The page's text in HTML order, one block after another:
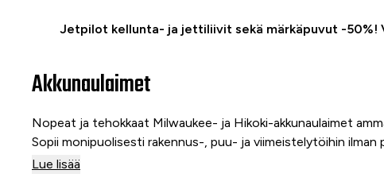
Jetpilot kellunta- ja jettiliivit sekä märkäpuvut -50%!
Akkunaulaimet
Nopeat ja tehokkaat Milwaukee- ja Hikoki-akkunaulaimet
Sopii monipuolisesti rakennus-, puu- ja viimeistelytöihin ilman
Lue lisää